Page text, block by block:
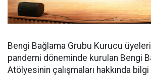
Bengi Bağlama Grubu Kurucu
pandemi döneminde kurulan Bengi
Atölyesinin çalışmaları hakkında